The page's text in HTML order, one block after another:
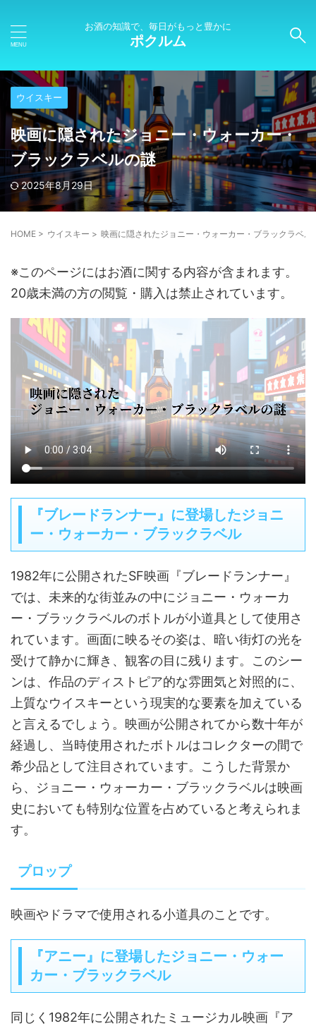
お酒の知識で、毎日がもっと豊かに
ポクルム
ウイスキー
映画に隠されたジョニー・ウォーカー・
ブラックラベルの謎
2025年8月29日
HOME > ウイスキー > 映画に隠されたジョニー・ウォーカー・ブラックラベル
※このページにはお酒に関する内容が含まれます。
20歳未満の方の閲覧・購入は禁止されています。
『ブレードランナー』に登場したジョニ
ー・ウォーカー・ブラックラベル
1982年に公開されたSF映画『ブレードランナー』
では、未来的な街並みの中にジョニー・ウォーカ
ー・ブラックラベルのボトルが小道具として使用さ
れています。画面に映るその姿は、暗い街灯の光を
受けて静かに輝き、観客の目に残ります。このシー
ンは、作品のディストピア的な雰囲気と対照的に、
上質なウイスキーという現実的な要素を加えている
と言えるでしょう。映画が公開されてから数十年が
経過し、当時使用されたボトルはコレクターの間で
希少品として注目されています。こうした背景か
ら、ジョニー・ウォーカー・ブラックラベルは映画
史においても特別な位置を占めていると考えられま
す。
プロップ
映画やドラマで使用される小道具のことです。
『アニー』に登場したジョニー・ウォー
カー・ブラックラベル
同じく1982年に公開されたミュージカル映画『ア